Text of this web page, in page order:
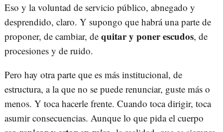
Eso y la voluntad de servicio público, abnegado y
desprendido, claro. Y supongo que habrá una parte de
proponer, de cambiar, de quitar y poner escudos, de
procesiones y de ruido.
Pero hay otra parte que es más institucional, de
estructura, a la que no se puede renunciar, guste más o
menos. Y toca hacerle frente. Cuando toca dirigir, toca
asumir consecuencias. Aunque lo que pida el cuerpo